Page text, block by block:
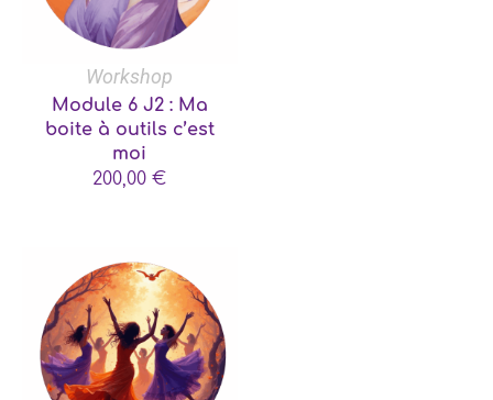
Workshop
Module 6 J2 : Ma
boite à outils c’est
moi
200,00€